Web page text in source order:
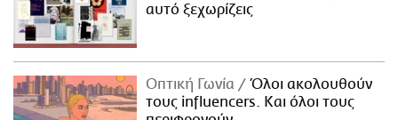
αυτό ξεχωρίζεις
Οπτική Γωνία
Όλοι ακολουθούν
τους influencers. Και όλοι τους